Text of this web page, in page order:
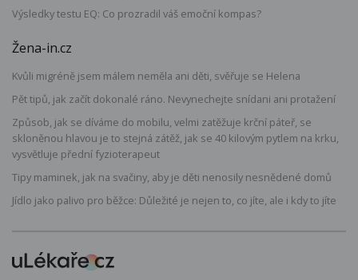
Výsledky testu EQ: Co prozradil váš emoční kompas?
Žena-in.cz
Kvůli migréně jsem málem neměla ani děti, svěřuje se Helena
Pět tipů, jak začít dokonalé ráno. Nevynechejte snídani ani protažení
Způsob, jak se díváme do mobilu, velmi zatěžuje krční páteř, se
skloněnou hlavou je to stejná zátěž, jak se 40 kilovým pytlem na krku,
vysvětluje přední fyzioterapeut
Tipy maminek, jak na svačiny, aby je děti nenosily nesnědené domů
Jídlo jako palivo pro běžce: Důležité je nejen to, co jíte, ale i kdy to jíte